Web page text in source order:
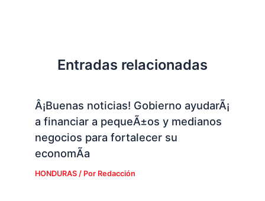
Entradas relacionadas
Â¡Buenas noticias! Gobierno ayudarÃ¡
a financiar a pequeÃ±os y medianos
negocios para fortalecer su
economÃ­a
HONDURAS/ Por Redacción